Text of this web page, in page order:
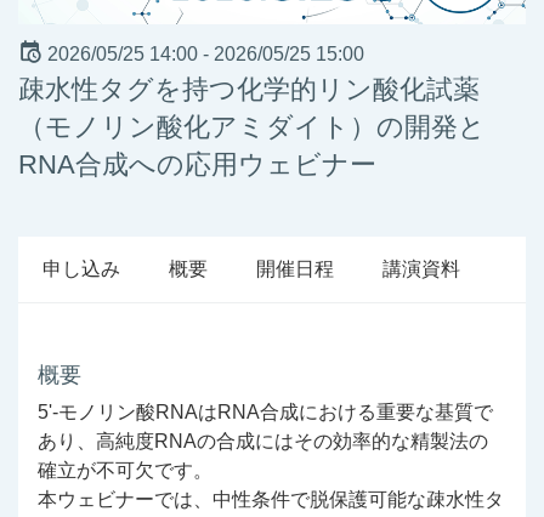
2026/05/25 14:00 - 2026/05/25 15:00
疎水性タグを持つ化学的リン酸化試薬
（モノリン酸化アミダイト）の開発と
RNA合成への応用ウェビナー
申し込み 概要 開催日程 講演資料
概要
5'-モノリン酸RNAはRNA合成における重要な基質で
あり、高純度RNAの合成にはその効率的な精製法の
確立が不可欠です。
本ウェビナーでは、中性条件で脱保護可能な疎水性タ